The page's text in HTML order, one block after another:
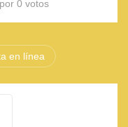
0 votos
en línea